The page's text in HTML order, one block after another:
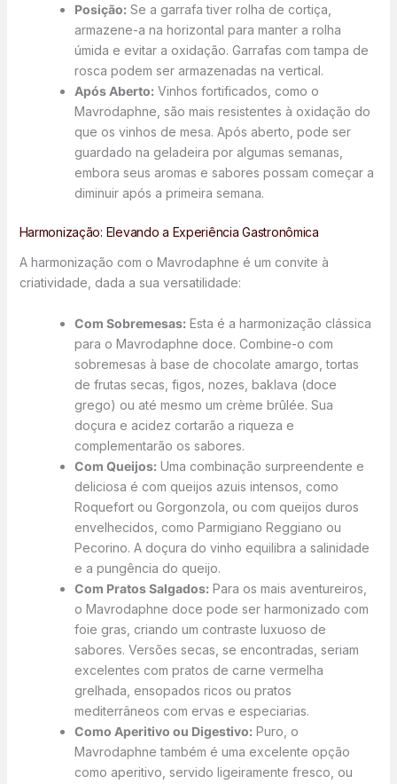
Posição:Se a garrafa tiver rolha de cortiça,
armazene-a na horizontal para manter a rolha
úmida e evitar a oxidação. Garrafas com tampa de
rosca podem ser armazenadas na vertical.
Após Aberto:Vinhos fortificados, como o
Mavrodaphne, são mais resistentes à oxidação do
que os vinhos de mesa. Após aberto, pode ser
guardado na geladeira por algumas semanas,
embora seus aromas e sabores possam começar a
diminuir após a primeira semana.
Harmonização: Elevando a Experiência Gastronômica
A harmonização com o Mavrodaphne é um convite à
criatividade, dada a sua versatilidade:
Com Sobremesas:Esta é a harmonização clássica
para o Mavrodaphne doce. Combine-o com
sobremesas à base de chocolate amargo, tortas
de frutas secas, figos, nozes, baklava (doce
grego) ou até mesmo um crème brûlée. Sua
doçura e acidez cortarão a riqueza e
complementarão os sabores.
Com Queijos:Uma combinação surpreendente e
deliciosa é com queijos azuis intensos, como
Roquefort ou Gorgonzola, ou com queijos duros
envelhecidos, como Parmigiano Reggiano ou
Pecorino. A doçura do vinho equilibra a salinidade
e a pungência do queijo.
Com Pratos Salgados:Para os mais aventureiros,
o Mavrodaphne doce pode ser harmonizado com
foie gras, criando um contraste luxuoso de
sabores. Versões secas, se encontradas, seriam
excelentes com pratos de carne vermelha
grelhada, ensopados ricos ou pratos
mediterrâneos com ervas e especiarias.
Como Aperitivo ou Digestivo:Puro, o
Mavrodaphne também é uma excelente opção
como aperitivo, servido ligeiramente fresco, ou